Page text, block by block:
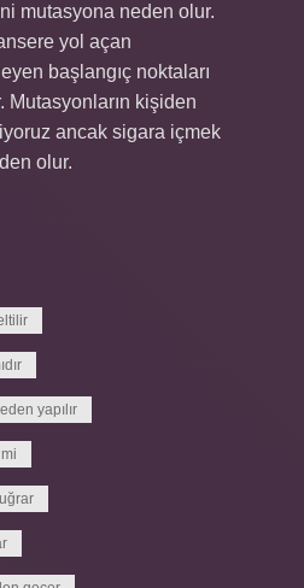
mutasyona neden olur.
yol açan
başlangıç ​​noktaları
Mutasyonların kişiden
ancak sigara içmek
olur.
yapılır